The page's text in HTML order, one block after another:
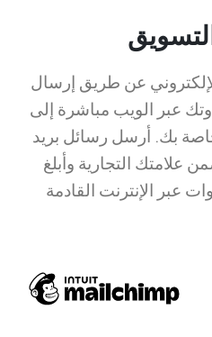
عن طريق إرسال
عبر الويب مباشرة إلى
بك. أرسل رسائل بريد
علامتك التجارية وأبلغ